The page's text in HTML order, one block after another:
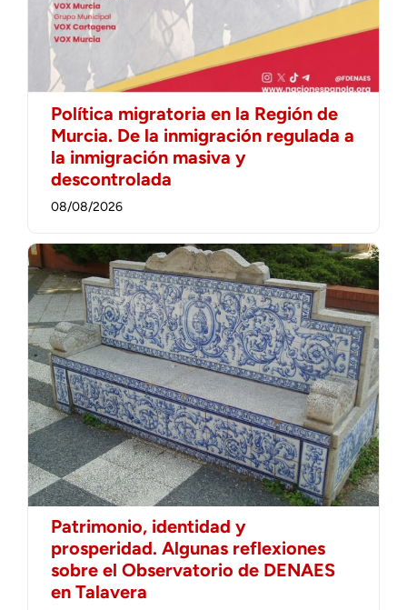
Política migratoria en la Región de
Murcia. De la inmigración regulada a
la inmigración masiva y
descontrolada
08/08/2026
Patrimonio, identidad y
prosperidad. Algunas reflexiones
sobre el Observatorio de DENAES
en Talavera